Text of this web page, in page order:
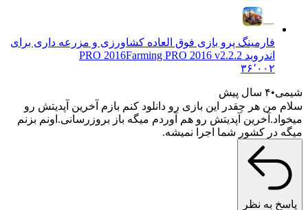
فارمینگ پرو بازی فوق العاده کشاورزی و مزرعه داری برای
اندروید PRO 2016Farming PRO 2016 v2.2.2
۳۶٬۰۰۲
۴ سال پیش
هر چقدر این بازی رو دانلود کنم بازم آخرین آپدیتش رو
آپدیتش رو هم آوردم میگه باز بروزرسانی.اونم بزنم
در کشور شما اجرا نمیشه.
به نظر